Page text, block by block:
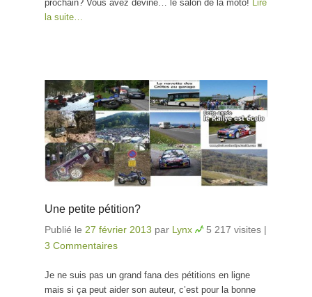
prochain? Vous avez deviné… le salon de la moto! Lire
la suite…
Une petite pétition?
Publié le 27 février 2013 par Lynx 5 217 visites |
3 Commentaires
Je ne suis pas un grand fana des pétitions en ligne
mais si ça peut aider son auteur, c’est pour la bonne